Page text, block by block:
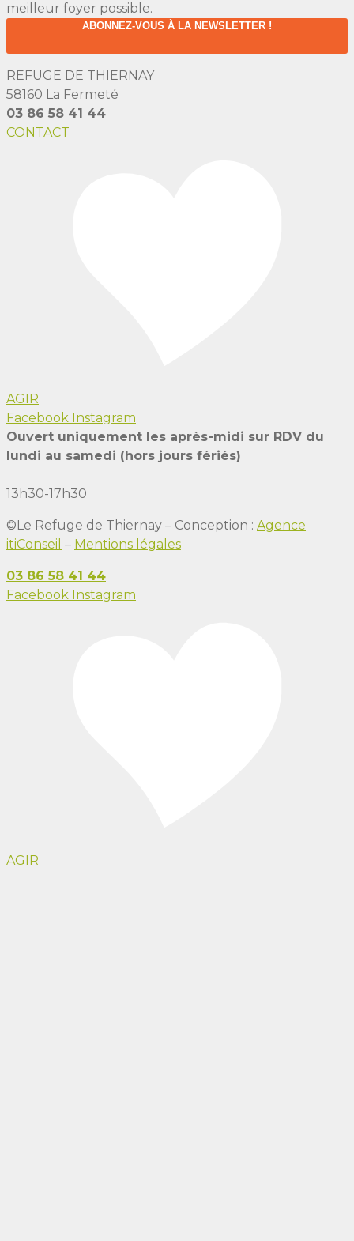
meilleur foyer possible.
ABONNEZ-VOUS À LA NEWSLETTER !
REFUGE DE THIERNAY
58160 La Fermeté
03 86 58 41 44
CONTACT
AGIR
Facebook Instagram
Ouvert uniquement les après-midi sur RDV du
lundi au samedi (hors jours fériés)
13h30-17h30
©Le Refuge de Thiernay – Conception : Agence
itiConseil – Mentions légales
03 86 58 41 44
Facebook Instagram
AGIR